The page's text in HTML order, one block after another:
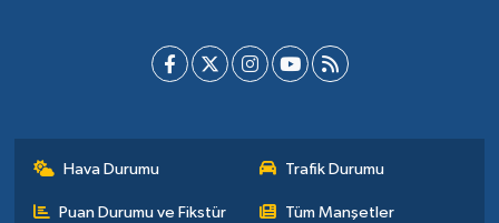
Hava Durumu Trafik Durumu
Puan Durumu ve Fikstür Tüm Manşetler